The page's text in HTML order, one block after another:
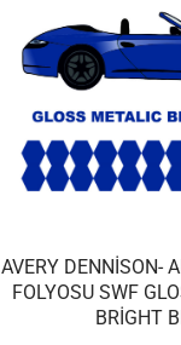
AVERY DENNISON-
FOLYOSU SWF
BRIGHT